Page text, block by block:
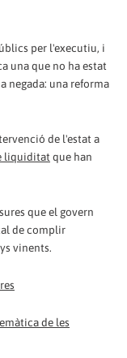
per l'executiu, i
una que no ha estat
negada: una reforma
de l'estat a
liquiditat que han
que el govern
de complir
vinents.
de les